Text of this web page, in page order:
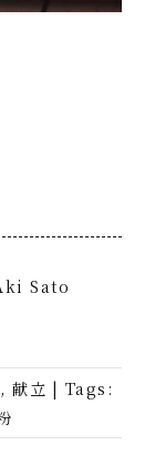
Sato
, 献立 | Tags: